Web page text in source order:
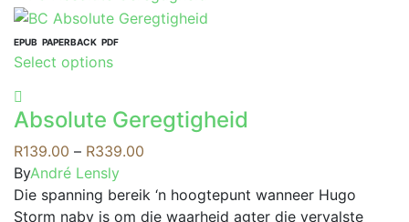
multiple
may
be
chosen
the
EPUB PAPERBACK PDF
Select optionsThis
multiple
variants.
The
options
may
Absolute Geregtigheid
R139.00 – R339.00
R139.00
through
ByAndré Lensly
Die spanning bereik ‘n hoogtepunt wanneer Hugo
Storm naby is om die waarheid agter die vervalste